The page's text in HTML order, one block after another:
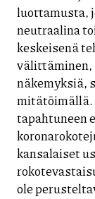
luottamusta,
neutraalina
keskeisenä
välittäminen,
näkemyksiä,
mitätöimällä.
tapahtuneen
kansalaiset
ole